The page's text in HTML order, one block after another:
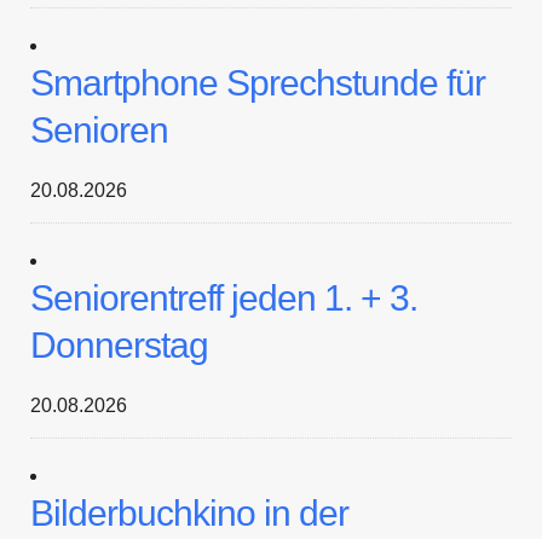
Smartphone Sprechstunde für
Senioren
20.08.2026
Seniorentreff jeden 1. + 3.
Donnerstag
20.08.2026
Bilderbuchkino in der